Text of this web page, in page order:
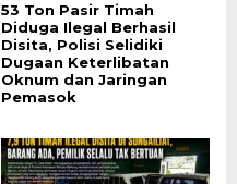
53 Ton Pasir Timah
Diduga Ilegal Berhasil
Disita, Polisi Selidiki
Dugaan Keterlibatan
Oknum dan Jaringan
Pemasok